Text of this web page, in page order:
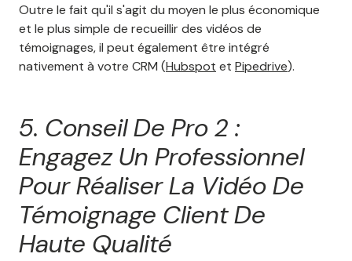
Outre le fait qu'il s'agit du moyen le plus économique
et le plus simple de recueillir des vidéos de
témoignages, il peut également être intégré
nativement à votre CRM (Hubspot et Pipedrive).
5. Conseil De Pro 2 :
Engagez Un Professionnel
Pour Réaliser La Vidéo De
Témoignage Client De
Haute Qualité